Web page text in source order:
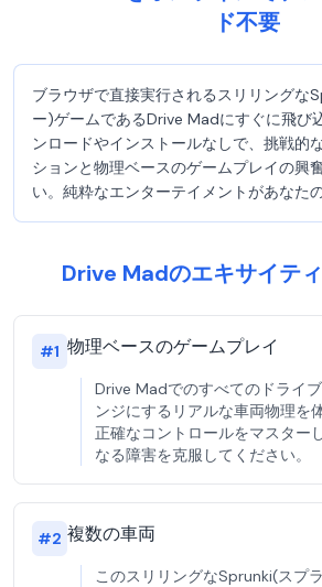
ド不要
ブラウザで直接実行されるスリリングな
ー)ゲームであるDrive Madにすぐに飛び
ンロードやインストールなしで、挑戦的
ションと物理ベースのゲームプレイの興
い。純粋なエンターテイメントがあなた
Drive Madのエキサイテ
#1 物理ベースのゲームプレイ
Drive Madでのすべてのドライ
ンジにするリアルな車両物理を
正確なコントロールをマスター
なる障害を克服してください。
#2 複数の車両
このスリリングなSprunki(スプ